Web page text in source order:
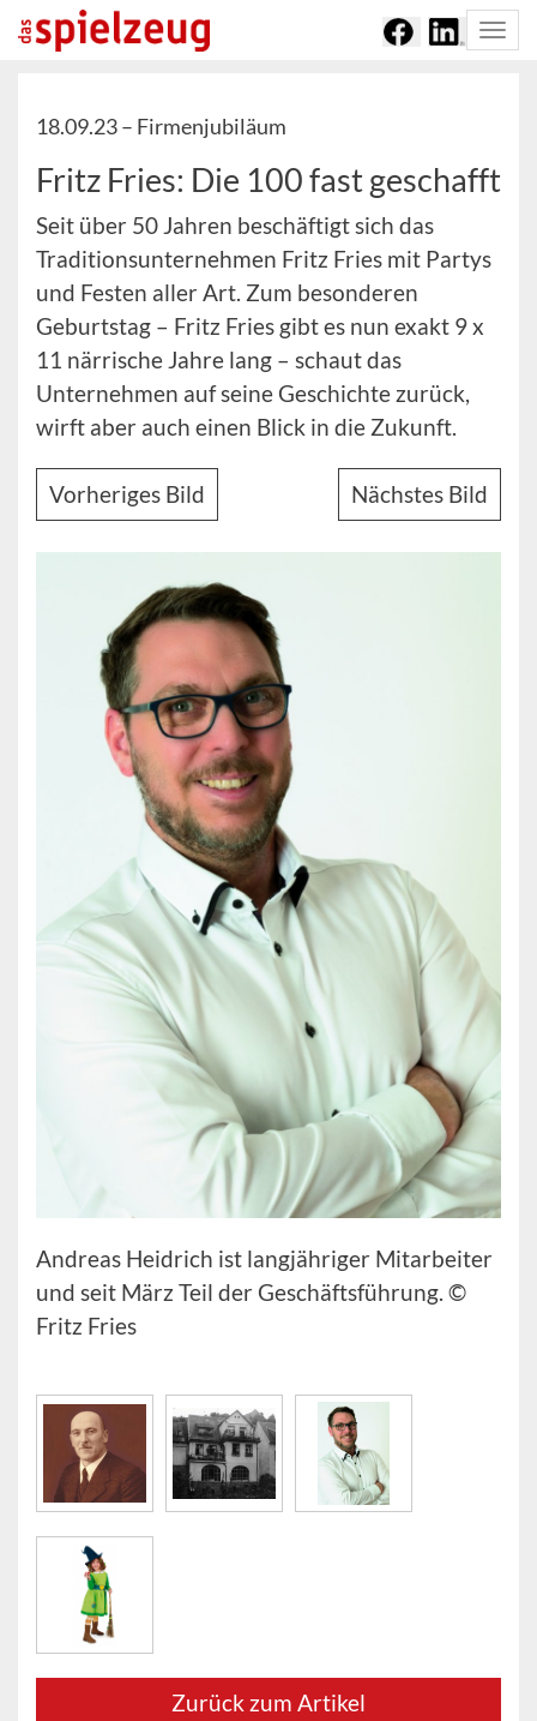
18.09.23 – Firmenjubiläum
Fritz Fries: Die 100 fast geschafft
Seit über 50 Jahren beschäftigt sich das
Traditionsunternehmen Fritz Fries mit Partys
und Festen aller Art. Zum besonderen
Geburtstag – Fritz Fries gibt es nun exakt 9 x
11 närrische Jahre lang – schaut das
Unternehmen auf seine Geschichte zurück,
wirft aber auch einen Blick in die Zukunft.
Vorheriges Bild Nächstes Bild
Andreas Heidrich ist langjähriger Mitarbeiter
und seit März Teil der Geschäftsführung. ©
Fritz Fries
Zurück zum Artikel